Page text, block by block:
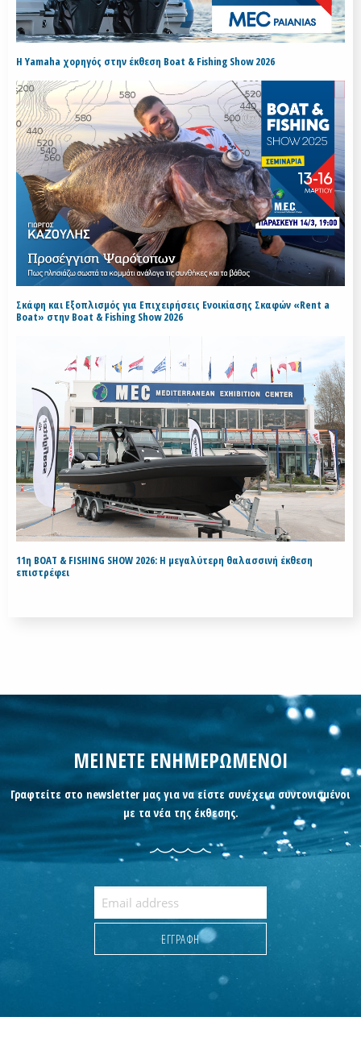
H Yamaha χορηγός στην έκθεση Boat & Fishing Show 2026
Σκάφη και Εξοπλισμός για Επιχειρήσεις Ενοικίασης Σκαφών «Rent a
Boat» στην Boat & Fishing Show 2026
11η BOAT & FISHING SHOW 2026: Η μεγαλύτερη θαλασσινή έκθεση
επιστρέφει
ΜΕΙΝΕΤΕ ΕΝΗΜΕΡΩΜΕΝΟΙ
Γραφτείτε στο newsletter μας για να είστε συνέχεια συντονισμένοι
με τα νέα της έκθεσης.